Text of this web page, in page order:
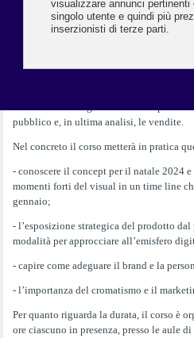
Natale 2024: il visual marketing per il
suggerimenti per la competitività del
visual e la comunicazione social”.
pubblico e, in ultima analisi, le vendite.
Nel concreto il corso metterà in pratica
- conoscere il concept per il natale 2024
momenti forti del visual in un time line
gennaio;
- l’esposizione strategica del prodotto
modalità per approcciare all’emisfero
- capire come adeguare il brand e la
- l’importanza del cromatismo e il
Per quanto riguarda la durata, il corso è
ore ciascuno in presenza, presso le aule